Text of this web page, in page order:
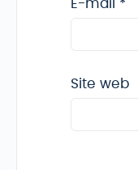
E-mail *
Site web